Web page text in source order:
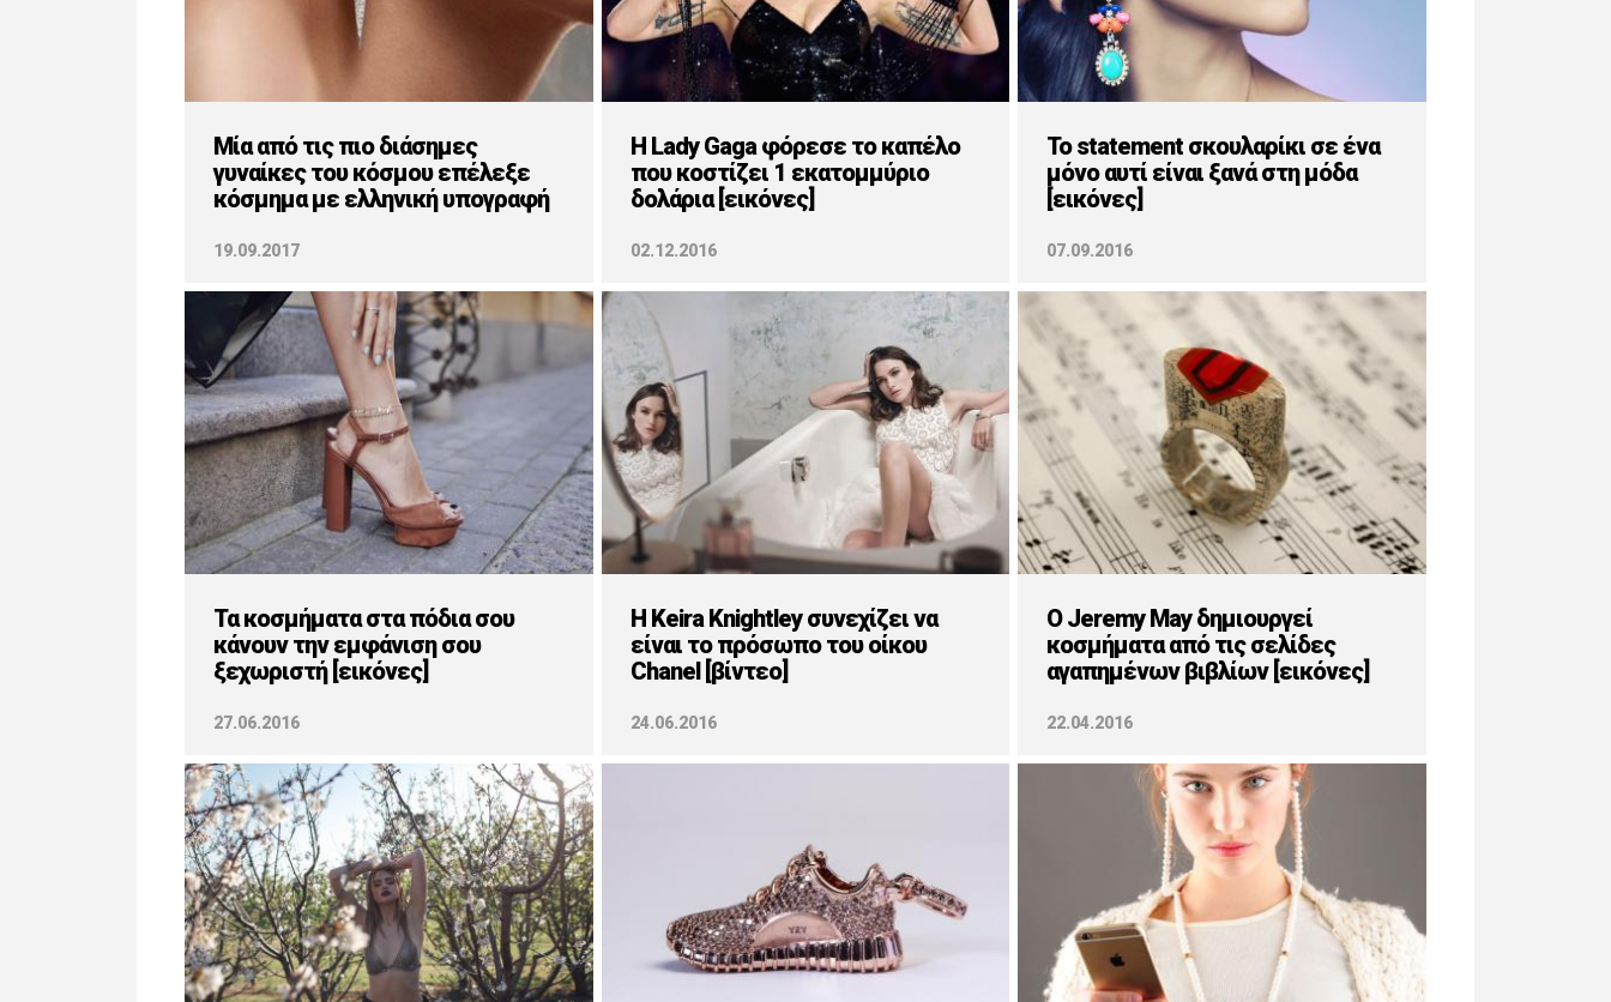
Μία από τις πιο διάσημες
γυναίκες του κόσμου επέλεξε
κόσμημα με ελληνική υπογραφή
19.09.2017
H Lady Gaga φόρεσε το καπέλο
που κοστίζει 1 εκατομμύριο
δολάρια [εικόνες]
02.12.2016
Το statement σκουλαρίκι σε ένα
μόνο αυτί είναι ξανά στη μόδα
[εικόνες]
07.09.2016
Τα κοσμήματα στα πόδια σου
κάνουν την εμφάνιση σου
ξεχωριστή [εικόνες]
27.06.2016
Η Keira Knightley συνεχίζει να
είναι το πρόσωπο του οίκου
Chanel [βίντεο]
24.06.2016
Ο Jeremy May δημιουργεί
κοσμήματα από τις σελίδες
αγαπημένων βιβλίων [εικόνες]
22.04.2016